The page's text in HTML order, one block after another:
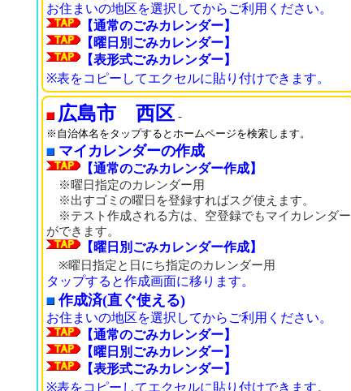
お住まいの地区を選択してからご利用ください。
【通常のごみカレンダー】
【曜日別ごみカレンダー】
【表形式ごみカレンダー】
※表をコピーしてエクセルに貼り付けできます。
広島市 西区 -
※自治体名をタップするとホームページを検索します。
マイカレンダーの作成
【通常のごみカレンダー作成】
※曜日指定のカレンダー用
※出すゴミの曜日を登録すればスグ使えます。
※テスト作成される方は、空登録でもマイカレンダー
ができます。
【曜日別ごみカレンダー作成】
※曜日指定と日にち指定のカレンダー用
タップすると作成画面に移ります。
作成済(直ぐ使える)
お住まいの地区を選択してからご利用ください。
【通常のごみカレンダー】
【曜日別ごみカレンダー】
【表形式ごみカレンダー】
※表をコピーしてエクセルに貼り付けできます。